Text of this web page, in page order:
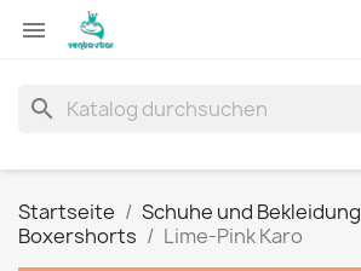

search
Startseite Schuhe und Bekleidung
Boxershorts
Lime-Pink Karo